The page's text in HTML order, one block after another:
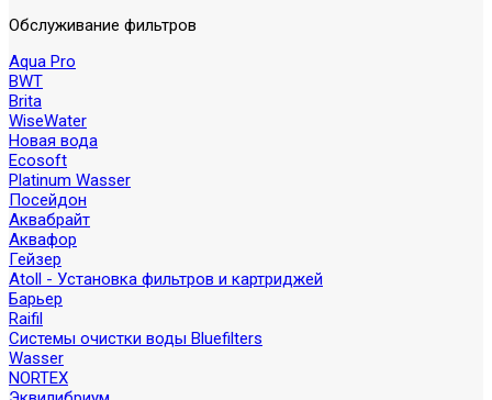
Обслуживание фильтров
Aqua Pro
BWT
Brita
WiseWater
Новая вода
Ecosoft
Platinum Wasser
Посейдон
Аквабрайт
Аквафор
Гейзер
Atoll - Установка фильтров и картриджей
Барьер
Raifil
Системы очистки воды Bluefilters
Wasser
NORTEX